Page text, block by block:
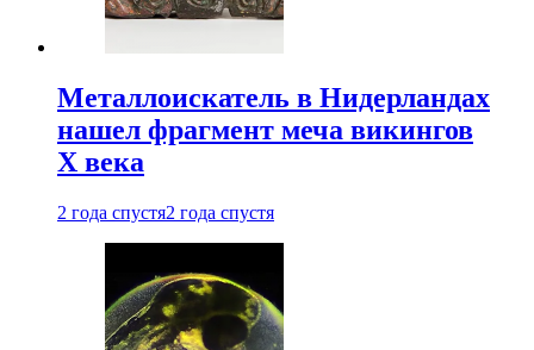
Металлоискатель в Нидерландах
нашел фрагмент меча викингов
X века
2 года спустя2 года спустя